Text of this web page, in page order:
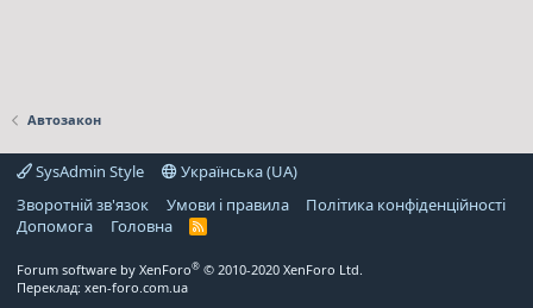
Автозакон
SysAdmin Style
Українська (UA)
Зворотній зв'язок
Умови і правила
Політика конфіденційності
Дoпoмoга
Головна
R
Forum software by XenForo® © 2010-2020 XenForo Ltd.
Переклад: xen-foro.com.ua